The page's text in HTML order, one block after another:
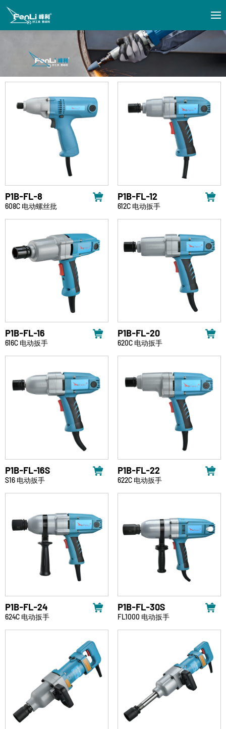
P1B-FL-8
608C 电动螺丝批
P1B-FL-12
612C 电动扳手
P1B-FL-16
616C 电动扳手
P1B-FL-20
620C 电动扳手
P1B-FL-16S
S16 电动扳手
P1B-FL-22
622C 电动扳手
P1B-FL-24
624C 电动扳手
P1B-FL-30S
FL1000 电动扳手